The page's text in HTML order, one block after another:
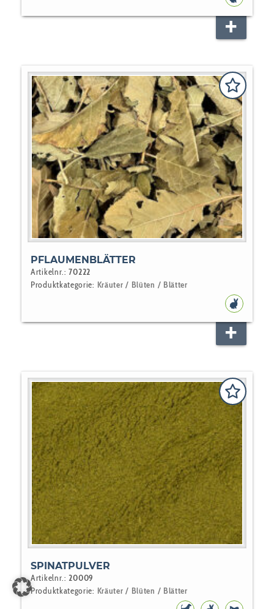
NAGER
PFLAUMENBLÄTTER
Artikelnr.:70222
Produktkategorie: Kräuter / Blüten / Blätter
NAGER
SPINATPULVER
Artikelnr.: 20009
Produktkategorie: Kräuter / Blüten / Blätter